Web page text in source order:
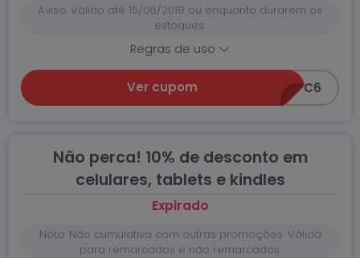
Aviso: Válido até 15/06/2018 ou enquanto durarem os
estoques.
Regras de uso
Ver cupom CEC6
Não perca! 10% de desconto em
celulares, tablets e kindles
Expirado
Nota: Não cumulativa com outras promoções. Válida
para remarcados e não remarcados.